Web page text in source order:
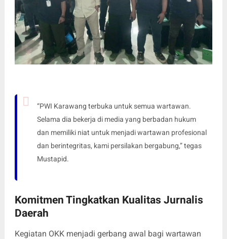
“PWI Karawang terbuka untuk semua wartawan.
Selama dia bekerja di media yang berbadan hukum
dan memiliki niat untuk menjadi wartawan profesional
dan berintegritas, kami persilakan bergabung,” tegas
Mustapid.
Komitmen Tingkatkan Kualitas Jurnalis
Daerah
Kegiatan OKK menjadi gerbang awal bagi wartawan